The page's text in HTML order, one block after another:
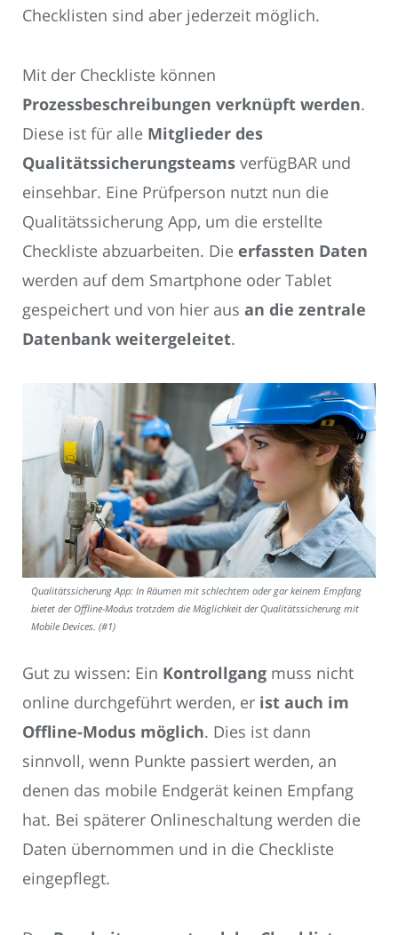
Checklisten sind aber jederzeit möglich.
Mit der Checkliste können
Prozessbeschreibungen verknüpft werden.
Diese ist für alle Mitglieder des
Qualitätssicherungsteams verfügBAR und
einsehbar. Eine Prüfperson nutzt nun die
Qualitätssicherung App, um die erstellte
Checkliste abzuarbeiten. Die erfassten Daten
werden auf dem Smartphone oder Tablet
gespeichert und von hier aus an die zentrale
Datenbank weitergeleitet.
Qualitätssicherung App: In Räumen mit schlechtem oder gar keinem Empfang
bietet der Offline-Modus trotzdem die Möglichkeit der Qualitätssicherung mit
Mobile Devices. (#1)
Gut zu wissen: Ein Kontrollgang muss nicht
online durchgeführt werden, er ist auch im
Offline-Modus möglich. Dies ist dann
sinnvoll, wenn Punkte passiert werden, an
denen das mobile Endgerät keinen Empfang
hat. Bei späterer Onlineschaltung werden die
Daten übernommen und in die Checkliste
eingepflegt.